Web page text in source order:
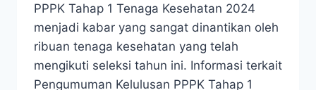
PPPK Tahap 1 Tenaga Kesehatan 2024
menjadi kabar yang sangat dinantikan oleh
ribuan tenaga kesehatan yang telah
mengikuti seleksi tahun ini. Informasi terkait
Pengumuman Kelulusan PPPK Tahap 1